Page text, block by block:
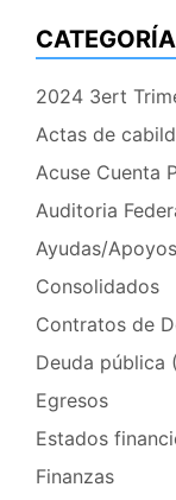
2024 3ert
Actas de
Acuse Cuenta
Auditoria
Ayudas/
Consolidados
Contratos de
Deuda pública
Egresos
Estados
Finanzas